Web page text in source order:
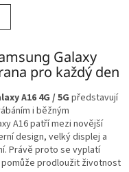
Galaxy
pro každý den
A16 4G / 5G představují
i běžným
A16 patří mezi novější
design, velký displej a
Právě proto se vyplatí
prodloužit životnost